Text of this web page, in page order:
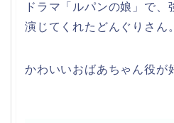
ドラマ「ルパンの娘」で、
演じてくれたどんぐりさん。
かわいいおばあちゃん役が